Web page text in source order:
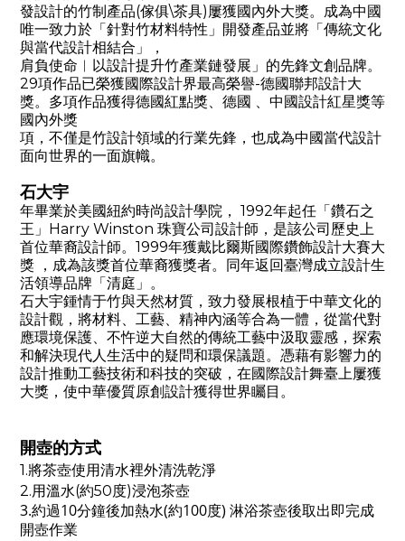
發設計的竹制產品(傢俱\茶具)屢獲國內外大獎。成為中國
唯一致力於「針對竹材料特性」開發產品並將「傳統文化
與當代設計相結合」，
肩負使命︱以設計提升竹產業鏈發展」的先鋒文創品牌。
29項作品已榮獲國際設計界最高榮譽-德國聯邦設計大
獎。多項作品獲得德國紅點獎、德國 、中國設計紅星獎等
國內外獎
項，不僅是竹設計領域的行業先鋒，也成為中國當代設計
面向世界的一面旗幟。
石大宇
年畢業於美國紐約時尚設計學院， 1992年起任 「 鑽石之
王」
Harry Winston 珠寶公司設計師，是該公司歷史上
首位華裔設計師。1999年獲戴比爾斯國際鑽飾設計大賽大
獎 ，成為該獎首位華裔獲獎者。同年返回臺灣成立設計生
活領導品牌 「 清庭」。
石大宇鍾情于竹與天然材質，致力發展根植于中華文化的
設計觀，將材料、工藝、精神內涵等合為一體，從當代對
應環境保護、不忤逆大自然的傳統工藝中汲取靈感，探索
和解決現代人生活中的疑問和環保議題。憑藉有影響力的
設計推動工藝技術和科技的突破，在國際設計舞臺上屢獲
大獎，使中華優質原創設計獲得世界矚目。
開壺的方式
1.將茶壺使用清水裡外清洗乾淨
2.用溫水(約50度)浸泡茶壺
3.約過10分鐘後加熱水(約100度) 淋浴茶壺後取出即完成
開壺作業